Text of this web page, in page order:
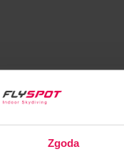
Zgoda
Wrocław